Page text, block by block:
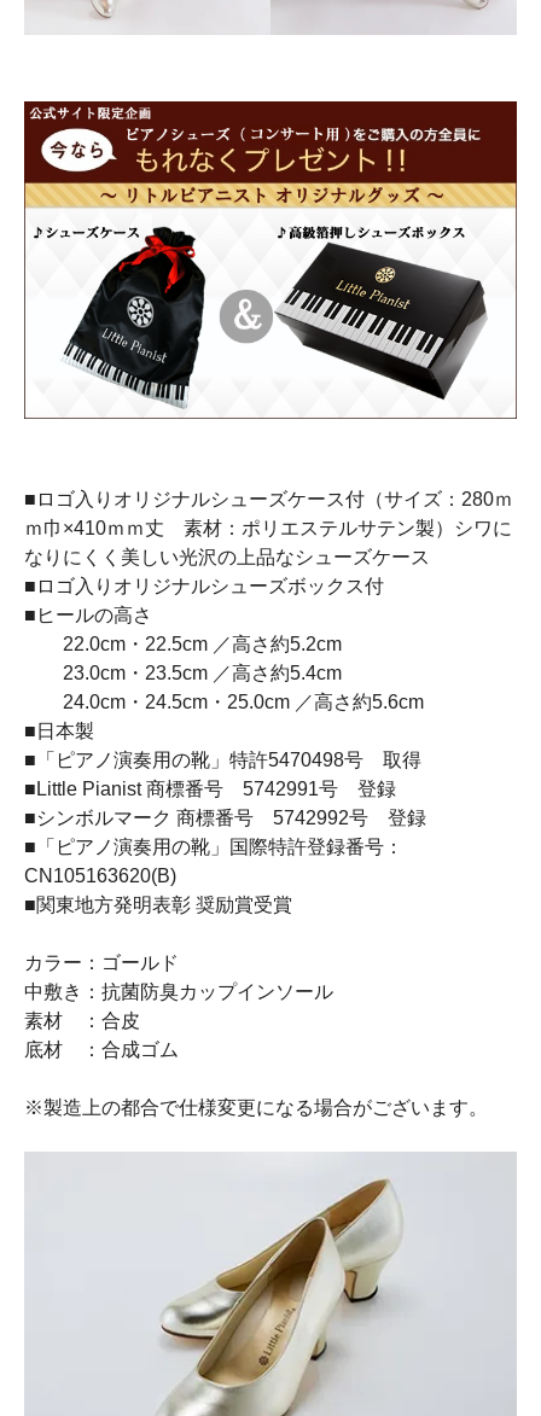
■ロゴ入りオリジナルシューズケース付（サイズ：280ｍ
ｍ巾×410ｍｍ丈 素材：ポリエステルサテン製）シワに
なりにくく美しい光沢の上品なシューズケース
■ロゴ入りオリジナルシューズボックス付
■ヒールの高さ
22.0cm・22.5cm ／高さ約5.2cm
23.0cm・23.5cm ／高さ約5.4cm
24.0cm・24.5cm・25.0cm ／高さ約5.6cm
■日本製
■「ピアノ演奏用の靴」特許5470498号 取得
■Little Pianist 商標番号 5742991号 登録
■シンボルマーク 商標番号 5742992号 登録
■「ピアノ演奏用の靴」国際特許登録番号：
CN105163620(B)
■関東地方発明表彰 奨励賞受賞
カラー：ゴールド
中敷き：抗菌防臭カップインソール
素材 ：合皮
底材 ：合成ゴム
※製造上の都合で仕様変更になる場合がございます。